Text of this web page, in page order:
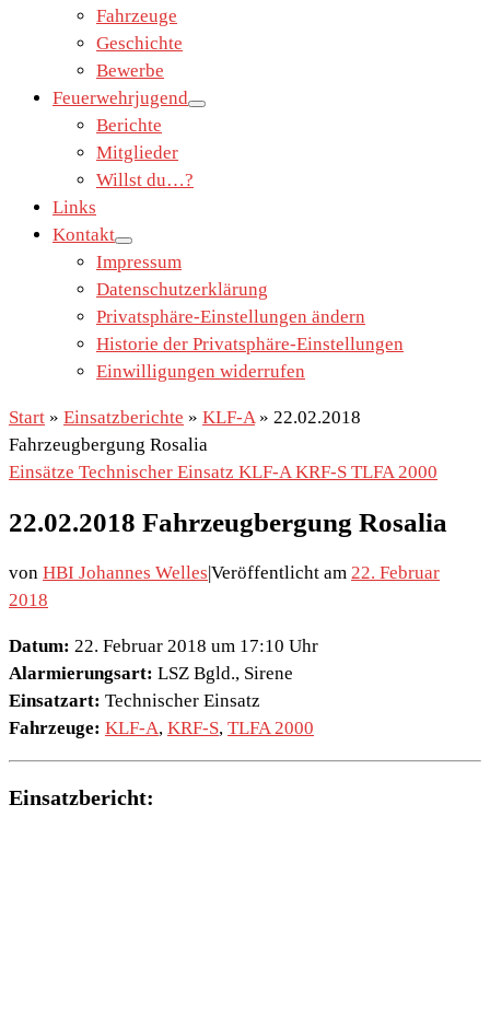
Fahrzeuge
Geschichte
Bewerbe
Feuerwehrjugend
Berichte
Mitglieder
Willst du…?
Links
Kontakt
Impressum
Datenschutzerklärung
Privatsphäre-Einstellungen ändern
Historie der Privatsphäre-Einstellungen
Einwilligungen widerrufen
Start » Einsatzberichte » KLF-A » 22.02.2018
Fahrzeugbergung Rosalia
Einsätze Technischer Einsatz KLF-A KRF-S TLFA 2000
22.02.2018 Fahrzeugbergung Rosalia
von HBI Johannes Welles|Veröffentlicht am 22. Februar
2018
Datum: 22. Februar 2018 um 17:10 Uhr
Alarmierungsart: LSZ Bgld., Sirene
Einsatzart: Technischer Einsatz
Fahrzeuge: KLF-A, KRF-S, TLFA 2000
Einsatzbericht: